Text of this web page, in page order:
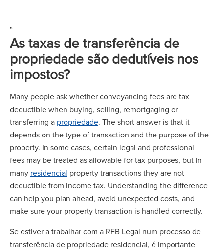
“
As taxas de transferência de
propriedade são dedutíveis nos
impostos?
Many people ask whether conveyancing fees are tax
deductible when buying, selling, remortgaging or
transferring a propriedade. The short answer is that it
depends on the type of transaction and the purpose of the
property. In some cases, certain legal and professional
fees may be treated as allowable for tax purposes, but in
many residencial property transactions they are not
deductible from income tax. Understanding the difference
can help you plan ahead, avoid unexpected costs, and
make sure your property transaction is handled correctly.
Se estiver a trabalhar com a RFB Legal num processo de
transferência de propriedade residencial, é importante